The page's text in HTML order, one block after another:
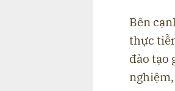
Bên
thực
đào tạo